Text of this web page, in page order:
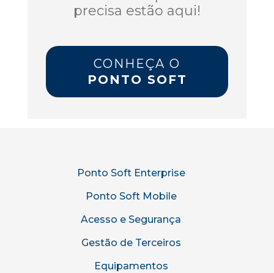
precisa estão aqui!
CONHEÇA O
PONTO SOFT
Ponto Soft Enterprise
Ponto Soft Mobile
Acesso e Segurança
Gestão de Terceiros
Equipamentos